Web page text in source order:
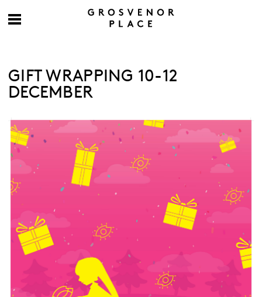
GIFT WRAPPING 10-12
DECEMBER